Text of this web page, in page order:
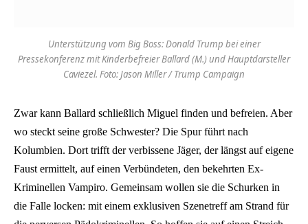
Unterstützung vom Big Boss: Donald Trump bei einer
Pressekonferenz mit Kinderbefreier Ballard (M.) und Hauptdarsteller
Caviezel. Foto: Jason Miller / Trump Campaign
Zwar kann Ballard schließlich Miguel finden und befreien. Aber
wo steckt seine große Schwester? Die Spur führt nach
Kolumbien. Dort trifft der verbissene Jäger, der längst auf eigene
Faust ermittelt, auf einen Verbündeten, den bekehrten Ex-
Kriminellen Vampiro. Gemeinsam wollen sie die Schurken in
die Falle locken: mit einem exklusiven Szenetreff am Strand für